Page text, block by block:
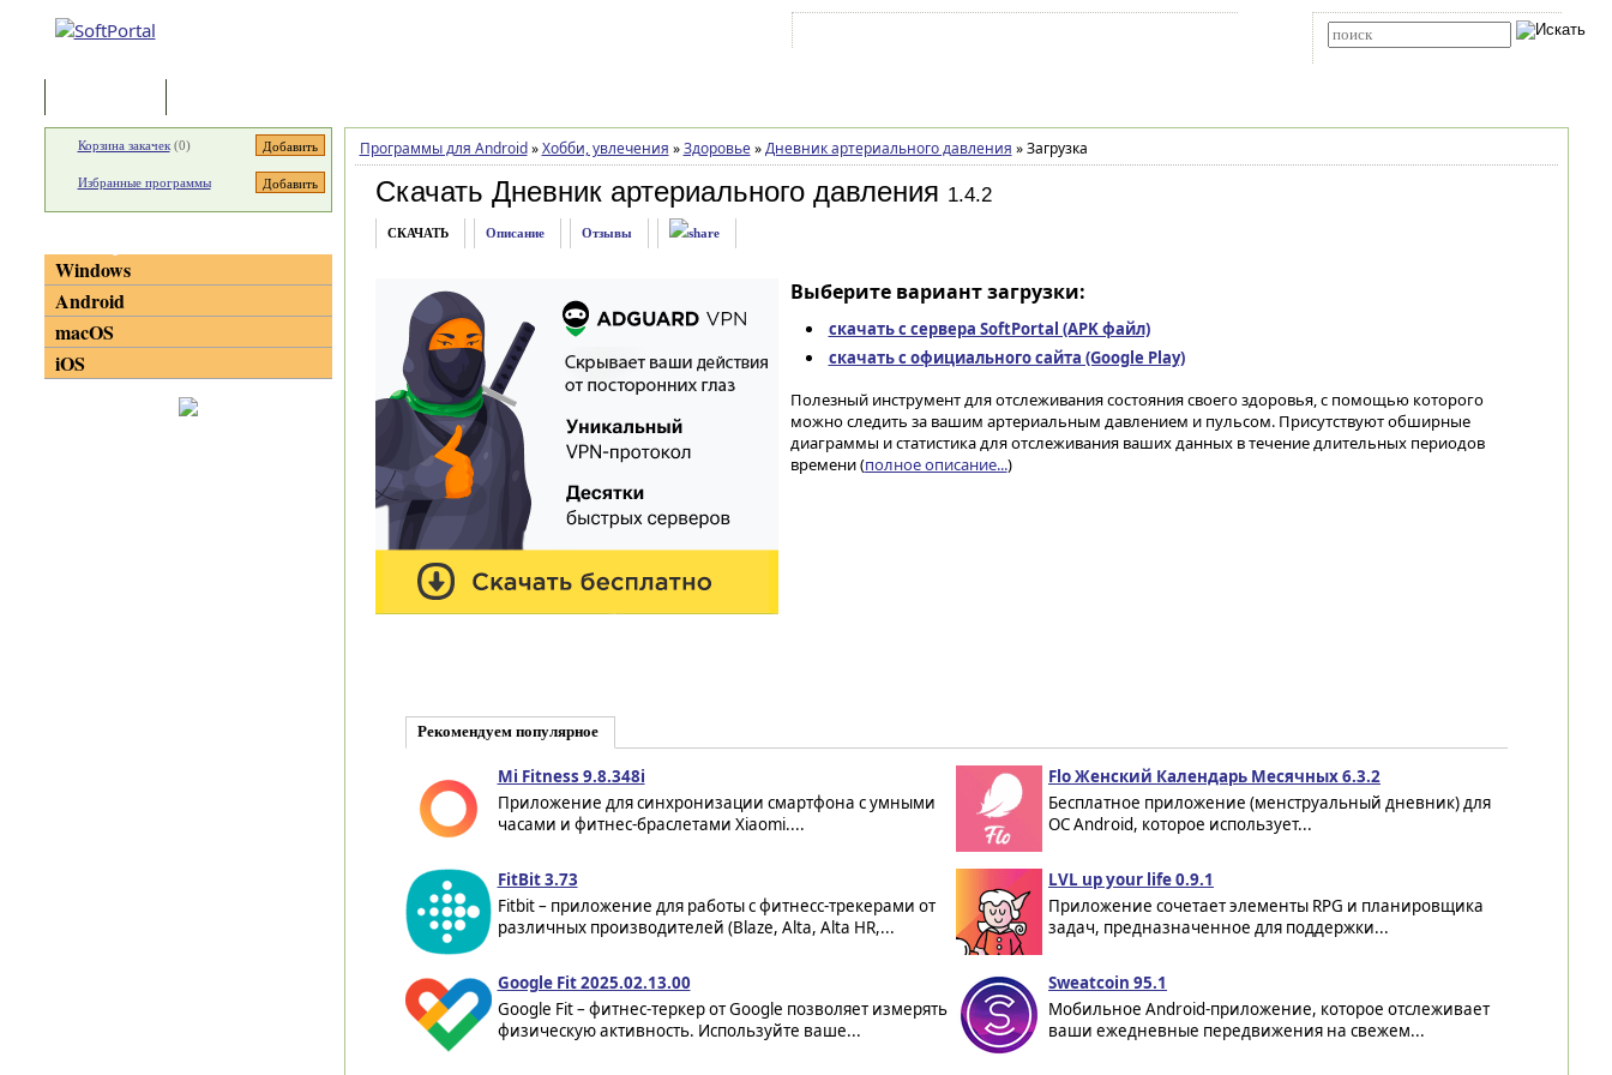
Программы для Android » Хобби, увлечения » Здоровье » Дневник артериального давления »Загрузка
Скачать Дневник артериального давления 1.4.2
СКАЧАТЬ Описание Отзывы
Выберите вариант загрузки:
скачать с сервера SoftPortal (APK файл)
скачать с официального сайта (Google Play)
Полезный инструмент для отслеживания состояния своего здоровья, с помощью которого
можно следить за вашим артериальным давлением и пульсом. Присутствуют обширные
диаграммы и статистика для отслеживания ваших данных в течение длительных периодов
времени (полное описание...)
Рекомендуем популярное
Mi Fitness 9.8.348i
Приложение для синхронизации смартфона с умными
часами и фитнес-браслетами Xiaomi....
Flo Женский Календарь Месячных 6.3.2
Бесплатное приложение (менструальный дневник) для
ОС Android, которое использует...
FitBit 3.73
Fitbit – приложение для работы с фитнесс-трекерами от
различных производителей (Blaze, Alta, Alta HR,...
LVL up your life 0.9.1
Приложение сочетает элементы RPG и планировщика
задач, предназначенное для поддержки...
Google Fit 2025.02.13.00
Google Fit – фитнес-теркер от Google позволяет измерять
физическую активность. Используйте ваше...
Sweatcoin 95.1
Мобильное Android-приложение, которое отслеживает
ваши ежедневные передвижения на свежем...
Корзина закачек(0)
Избранные программы
Windows
Android
macOS
iOS